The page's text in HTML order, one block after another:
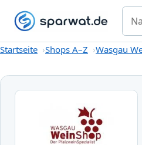
Startseite
GutscheineShops A–Z
Startseite Shops A–Z Wasgau